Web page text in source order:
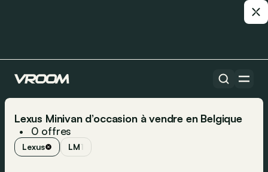
Lexus Minivan d’occasion à vendre en Belgique
• 0 offres
Lexus LM1